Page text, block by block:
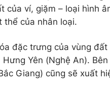
của ví, giặm – loại hình
thể của nhân loại.
đặc trưng của vùng
Yên (Nghệ An).
Giang) cũng sẽ xuất